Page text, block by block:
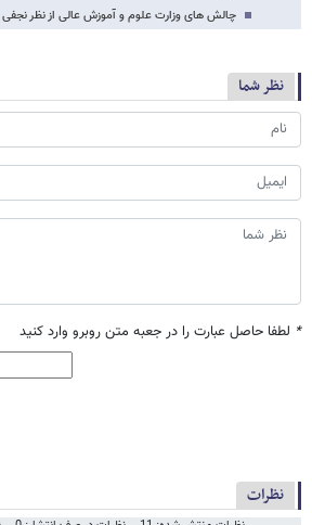
چالش های وزارت علوم و آموزش عالی از نظر نجفی
نظر شما
* لطفا حاصل عبارت را در جعبه متن روبرو وارد کنید
نظرات